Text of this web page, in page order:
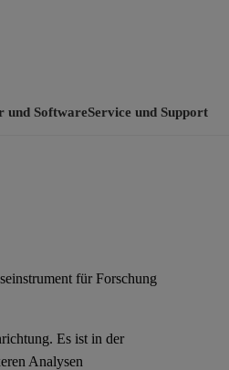
und SoftwareService und Support
für Forschung
Es ist in der
Analysen